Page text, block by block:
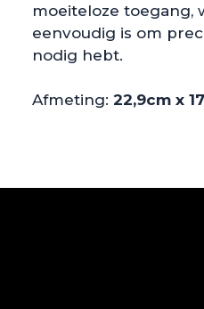
moeiteloze toegang,
eenvoudig is om
nodig hebt.
Afmeting: 22,9cm x